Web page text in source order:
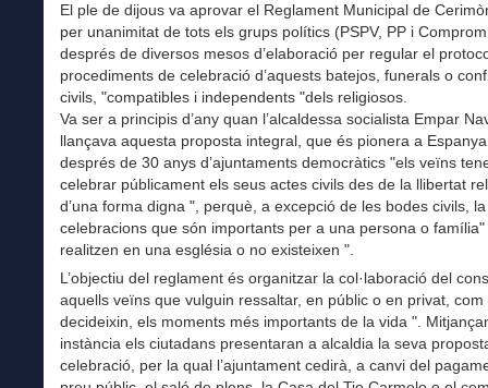
El ple de dijous va aprovar el Reglament Municipal de
per unanimitat de tots els grups polítics (PSPV, PP i
després de diversos mesos d’elaboració per regular el
procediments de celebració d’aquests batejos, funerals o
civils, "compatibles i independents "dels religiosos.
Va ser a principis d’any quan l’alcaldessa socialista Empar
llançava aquesta proposta integral, que és pionera a
després de 30 anys d’ajuntaments democràtics "els veïns
celebrar públicament els seus actes civils des de la llibertat
d’una forma digna ", perquè, a excepció de les bodes civils,
celebracions que són importants per a una persona o família"
realitzen en una església o no existeixen ".
L’objectiu del reglament és organitzar la col·laboració del
aquells veïns que vulguin ressaltar, en públic o en privat, com
decideixin, els moments més importants de la vida ".
instància els ciutadans presentaran a alcaldia la seva
celebració, per la qual l’ajuntament cedirà, a canvi del